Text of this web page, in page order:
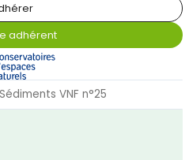
adhérent
VNF n°25